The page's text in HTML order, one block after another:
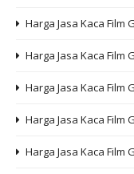
Harga Jasa Kaca Film
Harga Jasa Kaca Film
Harga Jasa Kaca Film
Harga Jasa Kaca
Harga Jasa Kaca Film